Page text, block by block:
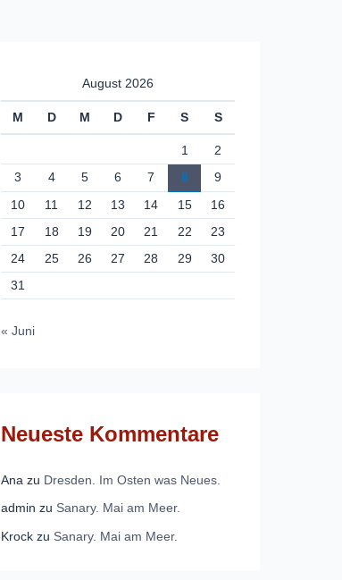
August 2026
M D M D F S S
1
2
3
4 5 6 7 8
9
10
11 12 13 14 15
16
17
18 19 20 21 22
23
24
25 26 27 28 29
30
31
« Juni
Neueste Kommentare
Ana zu Dresden. Im Osten was Neues.
admin zu Sanary. Mai am Meer.
Krock zu Sanary. Mai am Meer.